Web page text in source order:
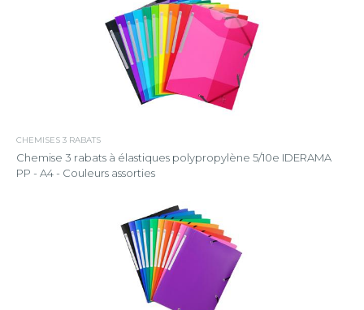
CHEMISES 3 RABATS
Chemise 3 rabats à élastiques polypropylène 5/10e IDERAMA
PP - A4 - Couleurs assorties